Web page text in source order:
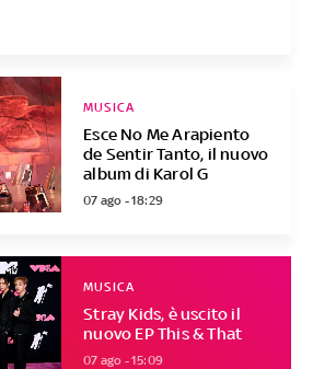
Esce No Me Arapiento
de Sentir Tanto, il nuovo
album di Karol G
MUSICA
07 ago - 18:29
Stray Kids, è uscito il
nuovo EP This & That
MUSICA
07 ago - 15:09